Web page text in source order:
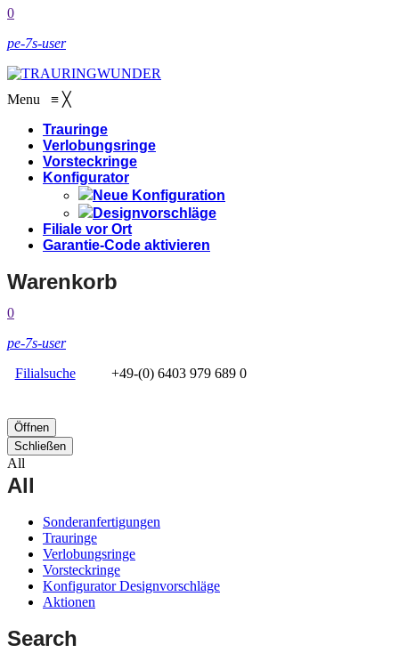
0
pe-7s-user
Menu ≡ ╳
Trauringe
Verlobungsringe
Vorsteckringe
Konfigurator
Neue Konfiguration
Designvorschläge
Filiale vor Ort
Garantie-Code aktivieren
Warenkorb
0
pe-7s-user
Filialsuche
+49-(0) 6403 979 689 0
Öffnen
Schließen
All
All
Sonderanfertigungen
Trauringe
Verlobungsringe
Vorsteckringe
Konfigurator Designvorschläge
Aktionen
Search